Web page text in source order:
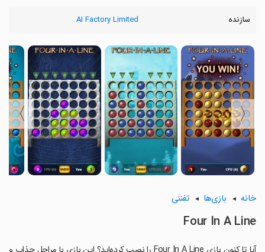
سازنده AI Factory Limited
〈
〉
خانه بازی‌ها تفننی
Four In A Line